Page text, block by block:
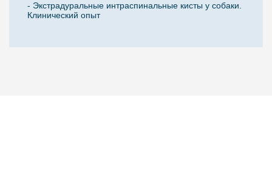
- Экстрадуральные интраспинальные кисты у собаки.
Клинический опыт